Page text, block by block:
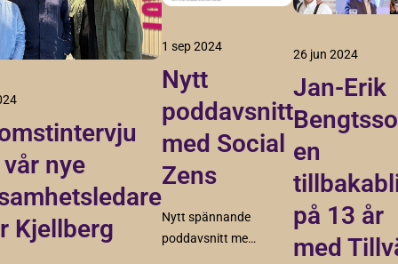
nye
Kjellberg
1 sep 2024
Nytt
poddavsnitt
med Social
Zens
Nytt spännande
poddavsnitt med
26 jun 2024
Jan-Erik
en
på 13 år
med